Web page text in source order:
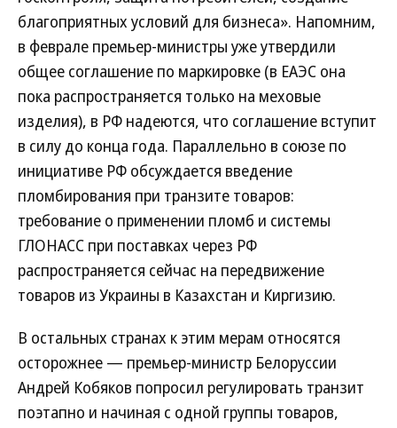
благоприятных условий для бизнеса». Напомним,
в феврале премьер-министры уже утвердили
общее соглашение по маркировке (в ЕАЭС она
пока распространяется только на меховые
изделия), в РФ надеются, что соглашение вступит
в силу до конца года. Параллельно в союзе по
инициативе РФ обсуждается введение
пломбирования при транзите товаров:
требование о применении пломб и системы
ГЛОНАСС при поставках через РФ
распространяется сейчас на передвижение
товаров из Украины в Казахстан и Киргизию.
В остальных странах к этим мерам относятся
осторожнее — премьер-министр Белоруссии
Андрей Кобяков попросил регулировать транзит
поэтапно и начиная с одной группы товаров,